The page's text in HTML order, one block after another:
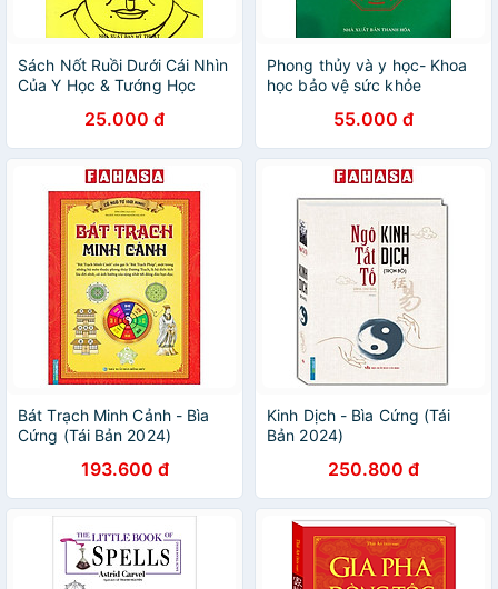
Sách Nốt Ruồi Dưới Cái Nhìn
Của Y Học & Tướng Học
25.000 đ
Phong thủy và y học- Khoa
học bảo vệ sức khỏe
55.000 đ
Bát Trạch Minh Cảnh - Bìa
Cứng (Tái Bản 2024)
193.600 đ
Kinh Dịch - Bìa Cứng (Tái
Bản 2024)
250.800 đ